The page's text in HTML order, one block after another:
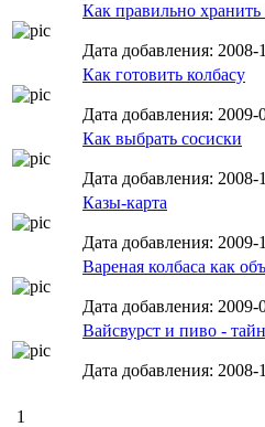
Как правильно хранить
Дата добавления:
Как готовить колбасу
Дата добавления:
Как выбрать сосиски
Дата добавления:
Казы-карта
Дата добавления:
Вареная колбаса как
Дата добавления:
Вайсвурст и пиво -
Дата добавления:
1